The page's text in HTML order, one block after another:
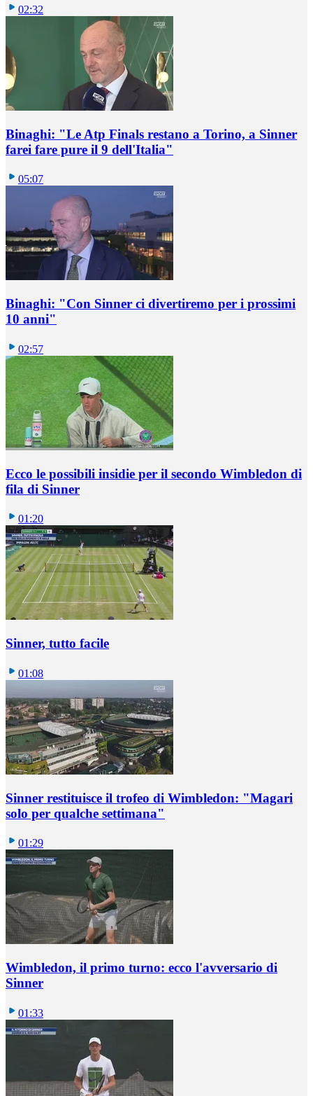
02:32
Binaghi: "Le Atp Finals restano a Torino, a Sinner
farei fare pure il 9 dell'Italia"
05:07
Binaghi: "Con Sinner ci divertiremo per i prossimi
10 anni"
02:57
Ecco le possibili insidie per il secondo Wimbledon di
fila di Sinner
01:20
Sinner, tutto facile
01:08
Sinner restituisce il trofeo di Wimbledon: "Magari
solo per qualche settimana"
01:29
Wimbledon, il primo turno: ecco l'avversario di
Sinner
01:33